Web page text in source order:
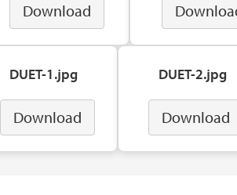
Download
DUET-1.jpg
Download
DUET-2.jpg
Download